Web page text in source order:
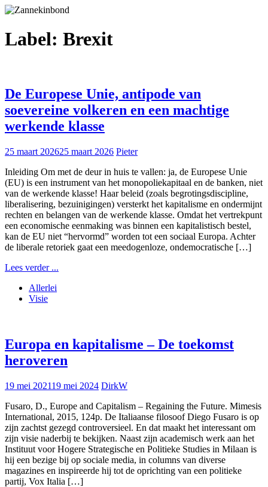
Label: Brexit
De Europese Unie, antipode van
soevereine volkeren en een machtige
werkende klasse
25 maart 202625 maart 2026 Pieter
Inleiding Om met de deur in huis te vallen: ja, de Europese Unie
(EU) is een instrument van het monopoliekapitaal en de banken, niet
van de werkende klasse! Haar beleid (zoals begrotingsdiscipline,
liberalisering, bezuinigingen) versterkt het kapitalisme en ondermijnt
rechten en belangen van de werkende klasse. Omdat het vertrekpunt
een economische eenmaking was binnen een kapitalistisch bestel,
kan de EU niet “hervormd” worden tot een sociaal Europa. Achter
de liberale retoriek gaat een meedogenloze, ondemocratische […]
Lees verder ...
Allerlei
Visie
Europa en kapitalisme – De toekomst
heroveren
19 mei 202119 mei 2024 DirkW
Fusaro, D., Europe and Capitalism – Regaining the Future. Mimesis
International, 2015, 124p. De Italiaanse filosoof Diego Fusaro is op
zijn zachtst gezegd controversieel. En dat maakt het interessant om
zijn visie naderbij te bekijken. Naast zijn academisch werk aan het
Instituut voor Hogere Strategische en Politieke Studies in Milaan is
hij een bezige bij op sociale media, in columns van diverse
magazines en inspireerde hij tot de oprichting van een politieke
partij, Vox Italia […]